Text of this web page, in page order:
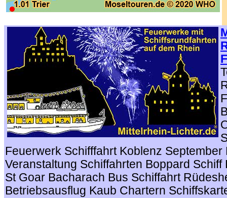
Feuerwerk Schifffahrt Koblenz
Veranstaltung Schiffahrten Boppard Schiff
St Goar Bacharach Bus Schiffahrt
Betriebsausflug Kaub Chartern